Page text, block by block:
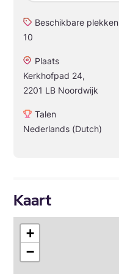
Beschikbare plekken
10
Plaats
Kerkhofpad 24,
2201 LB Noordwijk
Talen
Nederlands (Dutch)
Kaart
+
−